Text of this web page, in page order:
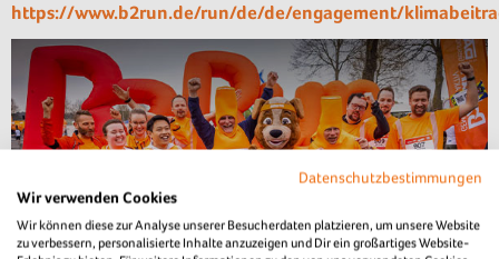
https://www.b2run.de/run/de/de/engagement/
Datenschutzbestimmungen
Wir verwenden Cookies
Wir können diese zur Analyse unserer Besucherdaten platzieren, um unsere Website
zu verbessern, personalisierte Inhalte anzuzeigen und Dir ein großartiges Website-